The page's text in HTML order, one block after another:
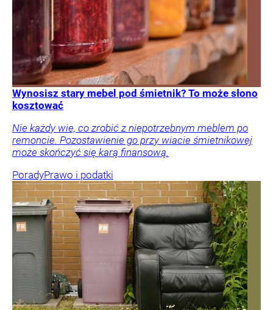
Wynosisz stary mebel pod śmietnik? To może słono
kosztować
Nie każdy wie, co zrobić z niepotrzebnym meblem po
remoncie. Pozostawienie go przy wiacie śmietnikowej
może skończyć się karą finansową.
PoradyPrawo i podatki